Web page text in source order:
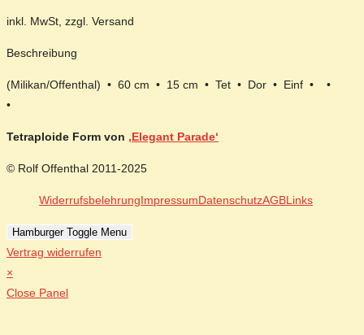
inkl. MwSt, zzgl. Versand
Beschreibung
(Milikan/Offenthal) • 60 cm • 15 cm • Tet • Dor • Einf • •
•
Tetraploide Form von ‚Elegant Parade‘
© Rolf Offenthal 2011-2025
WiderrufsbelehrungImpressumDatenschutzAGBLinks
Hamburger Toggle Menu
Vertrag widerrufen
×
Close Panel